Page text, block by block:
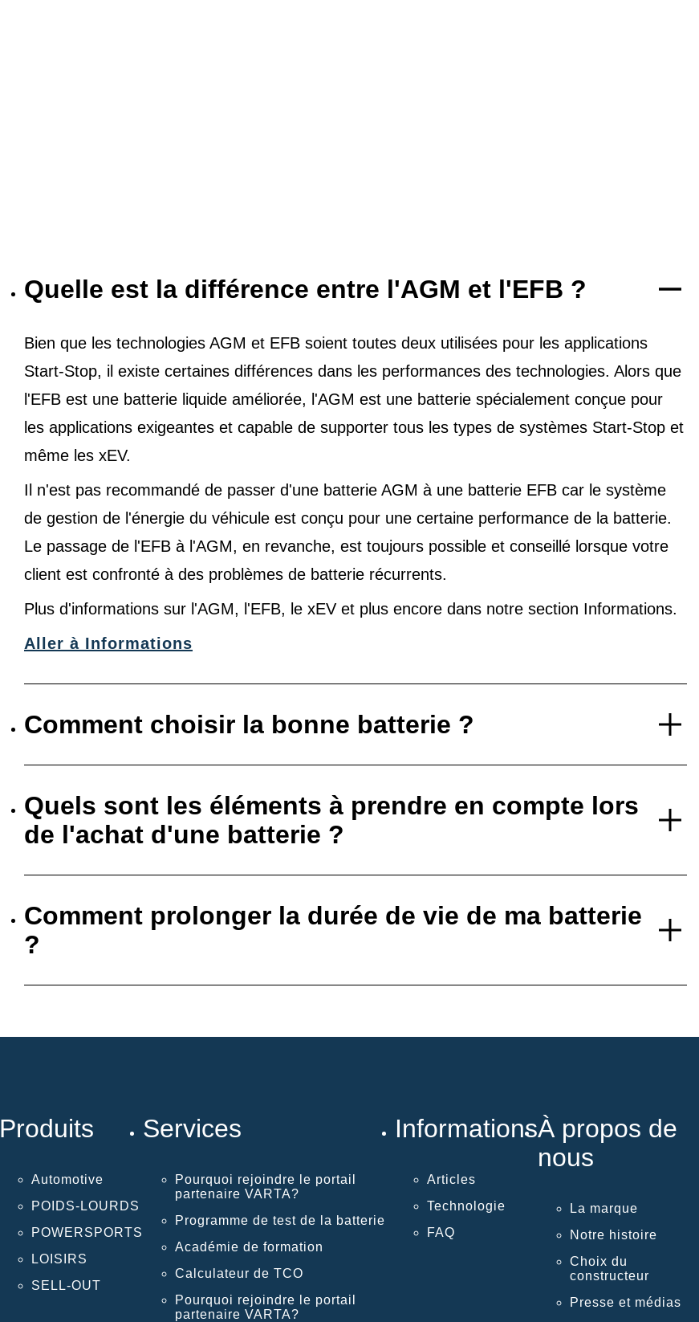
Quelle est la différence entre l'AGM et l'EFB ?
Bien que les technologies AGM et EFB soient toutes deux utilisées pour les applications
Start-Stop, il existe certaines différences dans les performances des technologies. Alors que
l'EFB est une batterie liquide améliorée, l'AGM est une batterie spécialement conçue pour
les applications exigeantes et capable de supporter tous les types de systèmes Start-Stop et
même les xEV.
Il n'est pas recommandé de passer d'une batterie AGM à une batterie EFB car le système
de gestion de l'énergie du véhicule est conçu pour une certaine performance de la batterie.
Le passage de l'EFB à l'AGM, en revanche, est toujours possible et conseillé lorsque votre
client est confronté à des problèmes de batterie récurrents.
Plus d'informations sur l'AGM, l'EFB, le xEV et plus encore dans notre section Informations.
Aller à Informations
Comment choisir la bonne batterie ?
Quels sont les éléments à prendre en compte lors
de l'achat d'une batterie ?
Comment prolonger la durée de vie de ma batterie
?
Produits
Automotive
POIDS-LOURDS
POWERSPORTS
LOISIRS
SELL-OUT
Services
Pourquoi rejoindre le portail
partenaire VARTA?
Programme de test de la batterie
Académie de formation
Calculateur de TCO
Pourquoi rejoindre le portail
partenaire VARTA?
Informations
Articles
Technologie
FAQ
À propos de
nous
La marque
Notre histoire
Choix du
constructeur
Presse et médias